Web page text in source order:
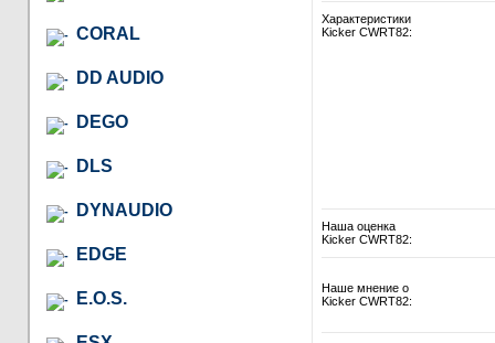
CORAL
DD AUDIO
DEGO
DLS
DYNAUDIO
EDGE
E.O.S.
Характеристики
Kicker CWRT82:
Наша оценка
Kicker CWRT82:
Наше мнение о
Kicker CWRT82: